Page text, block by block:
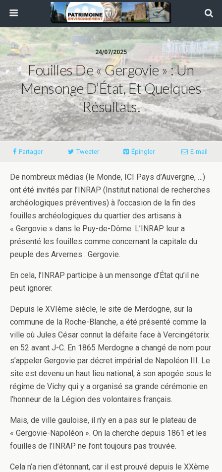
24/07/2025
Fouilles De « Gergovie » : Un
Mensonge D’État, Et Quelques
Résultats.
Partager Tweeter Épingler E-mail
De nombreux médias (le Monde, ICI Pays d’Auvergne, …)
ont été invités par l’INRAP (Institut national de recherches
archéologiques préventives) à l’occasion de la fin des
fouilles archéologiques du quartier des artisans à
« Gergovie » dans le Puy-de-Dôme. L’INRAP leur a
présenté les fouilles comme concernant la capitale du
peuple des Arvernes : Gergovie.
En cela, l’INRAP participe à un mensonge d’État qu’il ne
peut ignorer.
Depuis le XVIème siècle, le site de Merdogne, sur la
commune de la Roche-Blanche, a été présenté comme la
ville où Jules César connut la défaite face à Vercingétorix
en 52 avant J-C. En 1865 Merdogne a changé de nom pour
s’appeler Gergovie par décret impérial de Napoléon III. Le
site est devenu un haut lieu national, à son apogée sous le
régime de Vichy qui y a organisé sa grande cérémonie en
l’honneur de la Légion des volontaires français.
Mais, de ville gauloise, il n’y en a pas sur le plateau de
« Gergovie-Napoléon ». On la cherche depuis 1861 et les
fouilles de l’INRAP ne l’ont toujours pas trouvée.
Cela n’a rien d’étonnant, car il est prouvé depuis le XXème